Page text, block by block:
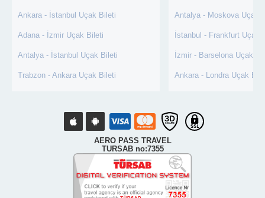
Ankara - İstanbul Uçak Bileti
Adana - İzmir Uçak Bileti
Antalya - İstanbul Uçak Bileti
Trabzon - Ankara Uçak Bileti
Antalya - Moskova Uçak
İstanbul - Frankfurt Uçak
İzmir - Barselona Uçak
Ankara - Londra Uçak
AERO PASS TRAVEL
TURSAB no:7355